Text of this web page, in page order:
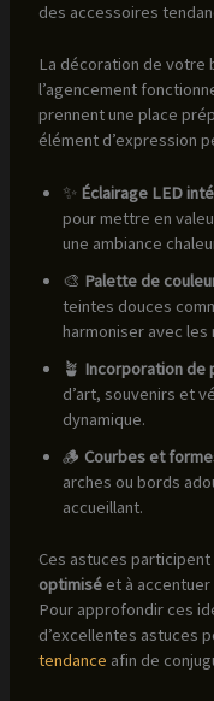
des accessoires
La décoration de votre
l’agencement
prennent une place
élément d’expression
✨ Éclairage LED
pour mettre en
une ambiance
🎨 Palette de
teintes douces
harmoniser avec
🪴 Incorporation de
d’art, souvenirs et
dynamique.
🪵 Courbes et
arches ou bords
accueillant.
Ces astuces
optimiséet à accentuer
Pour approfondir ces
d’excellentes astuces
tendance afin de